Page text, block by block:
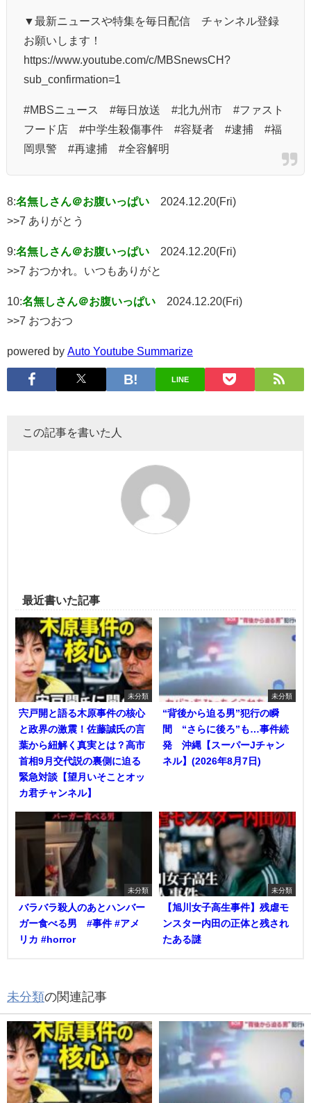
▼最新ニュースや特集を毎日配信 チャンネル登録
お願いします！
https://www.youtube.com/c/MBSnewsCH?
sub_confirmation=1
#MBSニュース #毎日放送 #北九州市 #ファスト
フード店 #中学生殺傷事件 #容疑者 #逮捕 #福
岡県警 #再逮捕 #全容解明
8:名無しさん＠お腹いっぱい
2024.12.20(Fri)
>>7 ありがとう
9:名無しさん＠お腹いっぱい
2024.12.20(Fri)
>>7 おつかれ。いつもありがと
10:名無しさん＠お腹いっぱい
2024.12.20(Fri)
>>7 おつおつ
powered by Auto Youtube Summarize
LINE
この記事を書いた人
最近書いた記事
未分類
宍戸開と語る木原事件の核心
と政界の激震！佐藤誠氏の言
葉から紐解く真実とは？高市
首相9月交代説の裏側に迫る
緊急対談【望月いそことオッ
カ君チャンネル】
未分類
“背後から迫る男”犯行の瞬
間 “さらに後ろ”も…事件続
発 沖縄【スーパーJチャン
ネル】(2026年8月7日)
未分類
バラバラ殺人のあとハンバー
ガー食べる男 #事件 #アメ
リカ #horror
未分類
【旭川女子高生事件】残虐モ
ンスター内田の正体と残され
たある謎
未分類の関連記事